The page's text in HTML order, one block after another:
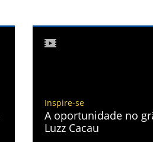
Inspire-se
A oportunidade no
Luzz Cacau